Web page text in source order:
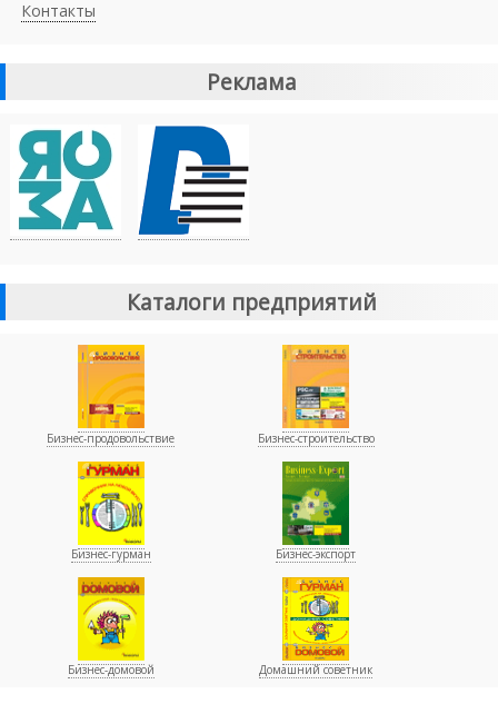
Контакты
Реклама
Каталоги предприятий
Бизнес-продовольствие Бизнес-строительство
Бизнес-гурман Бизнес-экспорт
Бизнес-домовой Домашний советник